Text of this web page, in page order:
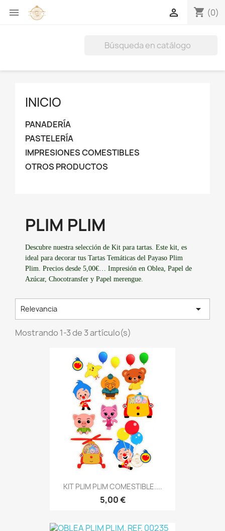
 shopping_cart (0)

INICIO
PANADERÍA
PASTELERÍA
IMPRESIONES COMESTIBLES
OTROS PRODUCTOS
PLIM PLIM
Descubre nuestra selección de Kit para tartas. Este kit, es
ideal para decorar tus Tartas Temáticas del Payaso Plim
Plim. Precios desde 5,00€… Impresión en Oblea, Papel de
Azúcar, Chocotransfer y Papel merengue.
Relevancia 
Mostrando 1-3 de 3 artículo(s)
KIT PLIM PLIM COMESTIBLE....
5,00 €